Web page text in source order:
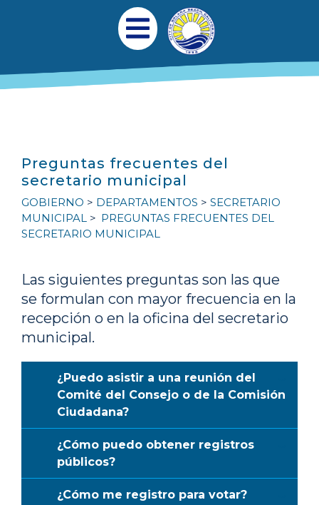
Pasar al contenido principalNavegación
Abrir menú móvil
Preguntas frecuentes del
secretario municipal
GOBIERNO DEPARTAMENTOS
SECRETARIO
MUNICIPAL
PREGUNTAS FRECUENTES DEL
SECRETARIO MUNICIPAL
Las siguientes preguntas son las que
se formulan con mayor frecuencia en la
recepción o en la oficina del secretario
municipal.
¿Puedo asistir a una reunión del
Comité del Consejo o de la Comisión
Ciudadana?
¿Cómo puedo obtener registros
públicos?
¿Cómo me registro para votar?